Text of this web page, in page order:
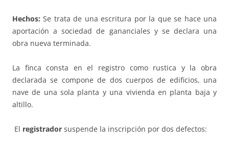
Hechos:Se trata de una escritura por la que se hace una
aportación a sociedad de gananciales y se declara una
obra nueva terminada.
La finca consta en el registro como rustica y la obra
declarada se compone de dos cuerpos de edificios, una
nave de una sola planta y una vivienda en planta baja y
altillo.
El registrador suspende la inscripción por dos defectos: